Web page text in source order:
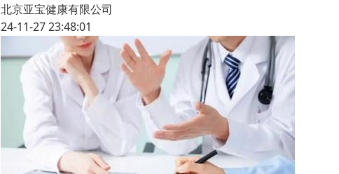
北京亚宝健康有限公司
24-11-27 23:48:01